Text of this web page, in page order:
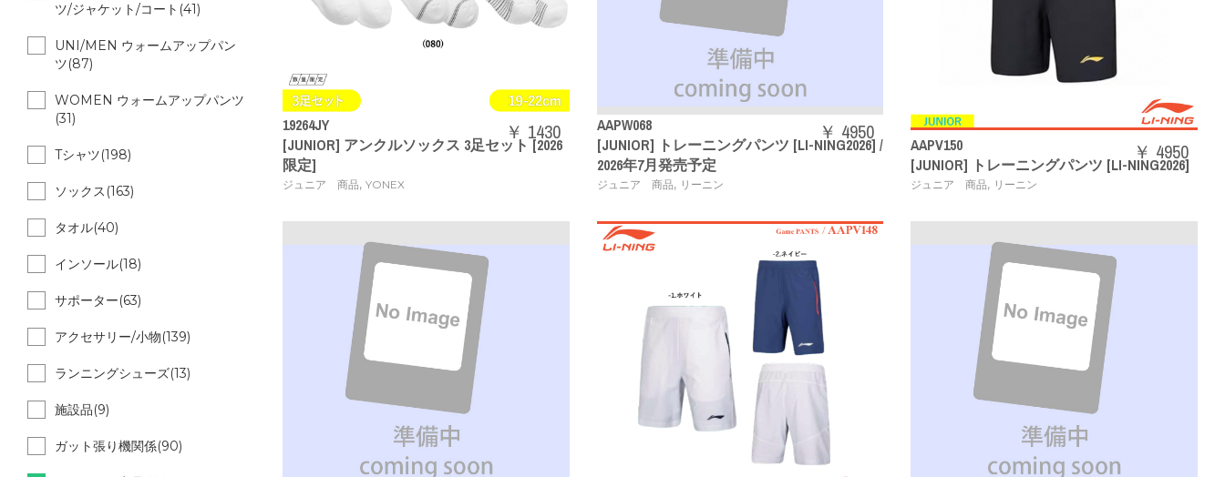
19264JY
[JUNIOR] アンクルソックス 3足セット [2026
限定]
ジュニア 商品, YONEX
￥ 1430
AAPW068
[JUNIOR] トレーニングパンツ [LI-NING2026] /
2026年7月発売予定
ジュニア 商品, リーニン
￥ 4950
AAPV150
[JUNIOR] トレーニングパンツ [LI-NING2026]
ジュニア 商品, リーニン
￥ 4950
ツ/ジャケット/コート(41)
UNI/MEN ウォームアップパン
ツ(87)
WOMEN ウォームアップパンツ
(31)
Tシャツ(198)
ソックス(163)
タオル(40)
インソール(18)
サポーター(63)
アクセサリー/小物(139)
ランニングシューズ(13)
施設品(9)
ガット張り機関係(90)